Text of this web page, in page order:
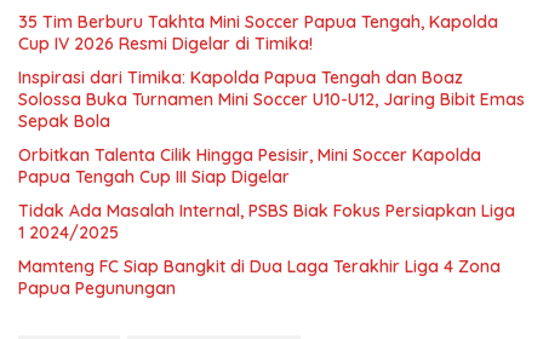
35 Tim Berburu Takhta Mini Soccer Papua Tengah, Kapolda
Cup IV 2026 Resmi Digelar di Timika!
Inspirasi dari Timika: Kapolda Papua Tengah dan Boaz
Solossa Buka Turnamen Mini Soccer U10-U12, Jaring Bibit Emas
Sepak Bola
Orbitkan Talenta Cilik Hingga Pesisir, Mini Soccer Kapolda
Papua Tengah Cup III Siap Digelar
Tidak Ada Masalah Internal, PSBS Biak Fokus Persiapkan Liga
1 2024/2025
Mamteng FC Siap Bangkit di Dua Laga Terakhir Liga 4 Zona
Papua Pegunungan